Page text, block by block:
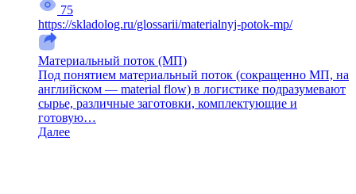
75
https://skladolog.ru/glossarii/materialnyj-potok-mp/
Материальный поток (МП)
Под понятием материальный поток (сокращенно МП, на
английском — material flow) в логистике подразумевают
сырье, различные заготовки, комплектующие и
готовую…
Далее